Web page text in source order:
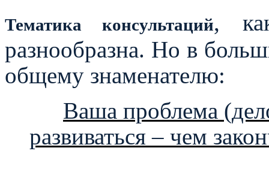
Тематика консультаций,
разнообразна. Но в
общему знаменателю:
Ваша проблема
развиваться – чем